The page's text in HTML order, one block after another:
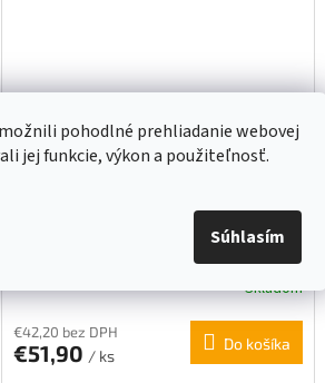
pohodlné prehliadanie webovej
jej funkcie, výkon a použiteľnosť.
Súhlasím
SPOJOVACIE ZARIADENIE PRE NOVÉ
MODELY PREMIUM AL-KO A SOLO
Skladom
€42,20 bez DPH
€51,90 / ks
Do košíka